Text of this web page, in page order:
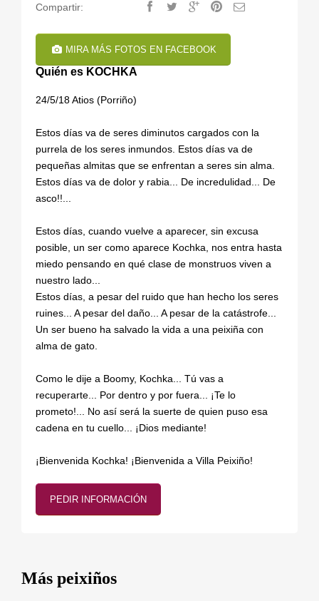
Compartir:
MIRA MÁS FOTOS EN FACEBOOK
Quién es KOCHKA
24/5/18 Atios (Porriño)
Estos días va de seres diminutos cargados con la
purrela de los seres inmundos. Estos días va de
pequeñas almitas que se enfrentan a seres sin alma.
Estos días va de dolor y rabia... De incredulidad... De
asco!!...
Estos días, cuando vuelve a aparecer, sin excusa
posible, un ser como aparece Kochka, nos entra hasta
miedo pensando en qué clase de monstruos viven a
nuestro lado...
Estos días, a pesar del ruido que han hecho los seres
ruines... A pesar del daño... A pesar de la catástrofe...
Un ser bueno ha salvado la vida a una peixiña con
alma de gato.
Como le dije a Boomy, Kochka... Tú vas a
recuperarte... Por dentro y por fuera... ¡Te lo
prometo!... No así será la suerte de quien puso esa
cadena en tu cuello... ¡Dios mediante!
¡Bienvenida Kochka! ¡Bienvenida a Villa Peixiño!
PEDIR INFORMACIÓN
Más peixiños